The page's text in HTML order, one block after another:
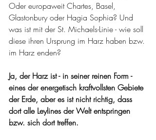
Oder europaweit Chartes, Basel,
Glastonbury oder Hagia Sophia? Und
was ist mit der St. Michaels-Linie - wie soll
diese ihren Ursprung im Harz haben bzw.
im Harz enden?
Ja, der Harz ist - in seiner reinen Form -
eines der energetisch kraftvollsten Gebiete
der Erde, aber es ist nicht richtig, dass
dort alle Leylines der Welt entspringen
bzw. sich dort treffen.